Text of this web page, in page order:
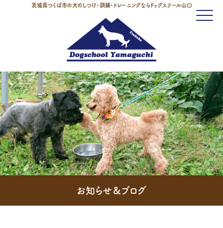
茨城県つくば市の犬のしつけ・訓練・トレーニングならドッグスクール山口
Click
お知らせ＆ブログ